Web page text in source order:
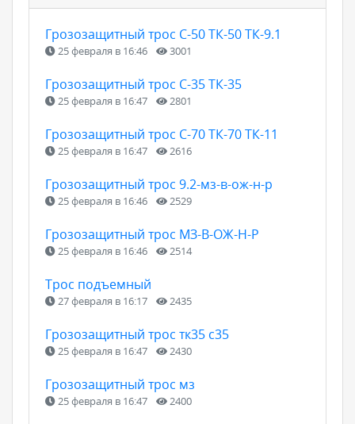
Грозозащитный трос С-50 ТК-50 ТК-9.1
25 февраля в 16:46 3001
Грозозащитный трос С-35 ТК-35
25 февраля в 16:47 2801
Грозозащитный трос С-70 ТК-70 ТК-11
25 февраля в 16:47 2616
Грозозащитный трос 9.2-мз-в-ож-н-р
25 февраля в 16:46 2529
Грозозащитный трос МЗ-В-ОЖ-Н-Р
25 февраля в 16:46 2514
Трос подъемный
27 февраля в 16:17 2435
Грозозащитный трос тк35 с35
25 февраля в 16:47 2430
Грозозащитный трос мз
25 февраля в 16:47 2400